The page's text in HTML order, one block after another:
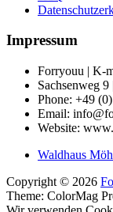
Impressum
Forryouu | K-
Sachsenweg
Phone: +49
Email:
Website:
Waldhaus
Copyright © 2026
Theme: ColorMag